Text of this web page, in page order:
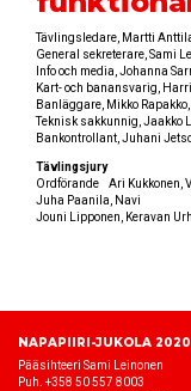
Tävlingsledare, Martti
General sekreterare, Sami
Info och media, Johanna
Kart- och banansvarig,
Banläggare, Mikko
Teknisk sakkunnig, Jaakko
Bankontrollant, Juhani
Tävlingsjury
Ordförande Ari Kukkonen,
Juha Paanila, Navi
Jouni Lipponen, Keravan
NAPAPIIRI-JUKOLA 2020
Pääsihteeri Sami Leinonen
Puh. +358 50 557 8003